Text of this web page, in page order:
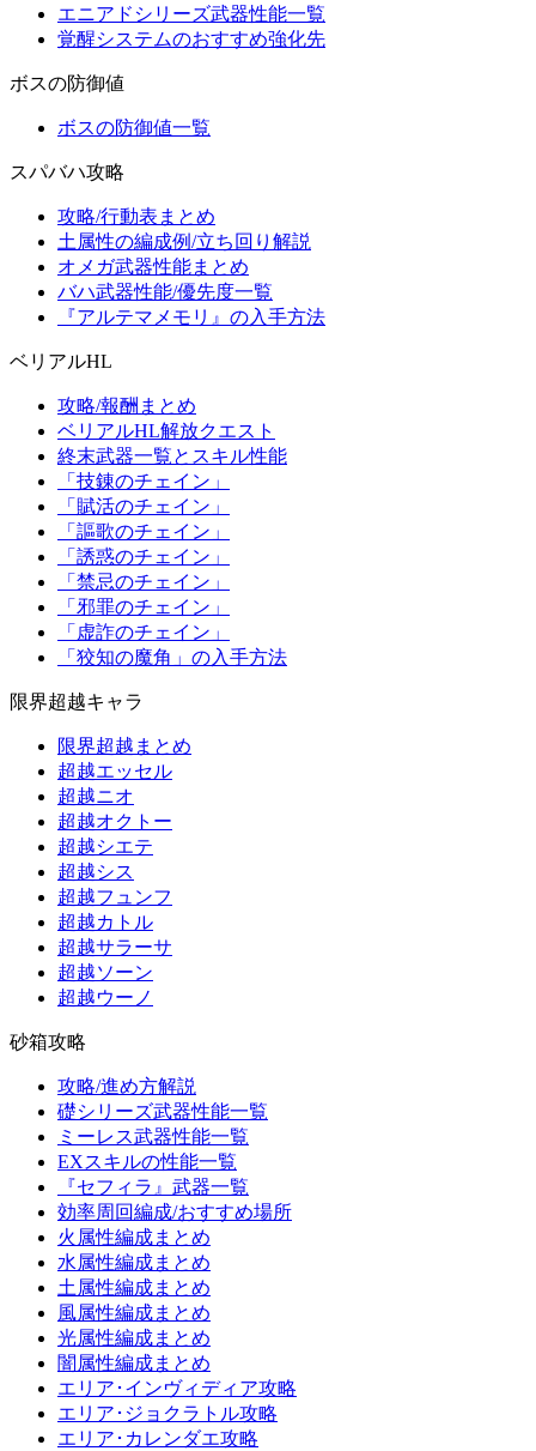
エニアドシリーズ武器性能一覧
覚醒システムのおすすめ強化先
ボスの防御値
ボスの防御値一覧
スパバハ攻略
攻略/行動表まとめ
土属性の編成例/立ち回り解説
オメガ武器性能まとめ
バハ武器性能/優先度一覧
『アルテマメモリ』の入手方法
ベリアルHL
攻略/報酬まとめ
ベリアルHL解放クエスト
終末武器一覧とスキル性能
「技錬のチェイン」
「賦活のチェイン」
「謳歌のチェイン」
「誘惑のチェイン」
「禁忌のチェイン」
「邪罪のチェイン」
「虚詐のチェイン」
「狡知の魔角」の入手方法
限界超越キャラ
限界超越まとめ
超越エッセル
超越ニオ
超越オクトー
超越シエテ
超越シス
超越フュンフ
超越カトル
超越サラーサ
超越ソーン
超越ウーノ
砂箱攻略
攻略/進め方解説
礎シリーズ武器性能一覧
ミーレス武器性能一覧
EXスキルの性能一覧
『セフィラ』武器一覧
効率周回編成/おすすめ場所
火属性編成まとめ
水属性編成まとめ
土属性編成まとめ
風属性編成まとめ
光属性編成まとめ
闇属性編成まとめ
エリア･インヴィディア攻略
エリア･ジョクラトル攻略
エリア･カレンダエ攻略